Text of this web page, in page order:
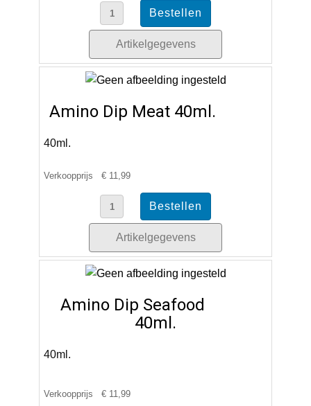
Artikelgegevens
Amino Dip Meat 40ml.
40ml.
Verkoopprijs € 11,99
Artikelgegevens
Amino Dip Seafood
40ml.
40ml.
Verkoopprijs € 11,99